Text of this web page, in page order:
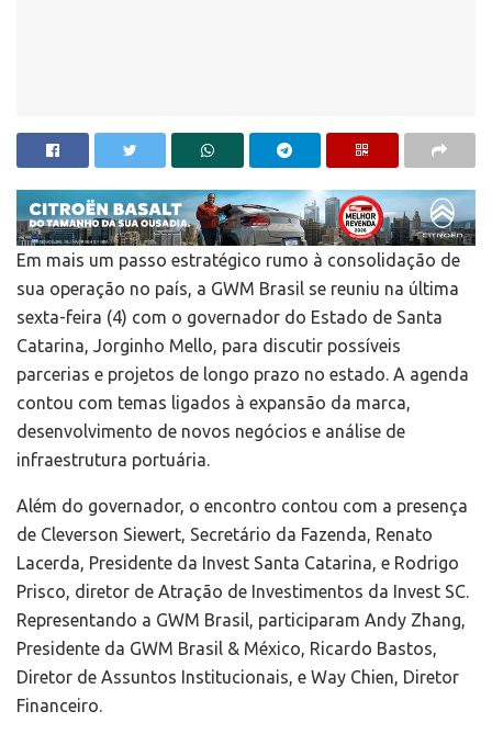
Em mais um passo estratégico rumo à consolidação de
sua operação no país, a GWM Brasil se reuniu na última
sexta-feira (4) com o governador do Estado de Santa
Catarina, Jorginho Mello, para discutir possíveis
parcerias e projetos de longo prazo no estado. A agenda
contou com temas ligados à expansão da marca,
desenvolvimento de novos negócios e análise de
infraestrutura portuária.
Além do governador, o encontro contou com a presença
de Cleverson Siewert, Secretário da Fazenda, Renato
Lacerda, Presidente da Invest Santa Catarina, e Rodrigo
Prisco, diretor de Atração de Investimentos da Invest SC.
Representando a GWM Brasil, participaram Andy Zhang,
Presidente da GWM Brasil & México, Ricardo Bastos,
Diretor de Assuntos Institucionais, e Way Chien, Diretor
Financeiro.